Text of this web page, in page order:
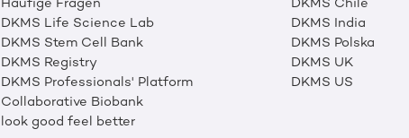
DKMS Life Science Lab
DKMS Stem Cell Bank
DKMS Registry
DKMS Professionals' Platform
Collaborative Biobank
look good feel better
DKMS India
DKMS Polska
DKMS UK
DKMS US